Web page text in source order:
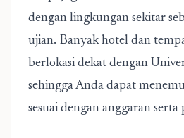
dengan lingkungan sekitar
ujian. Banyak hotel dan
berlokasi dekat dengan
sehingga Anda dapat
sesuai dengan anggaran